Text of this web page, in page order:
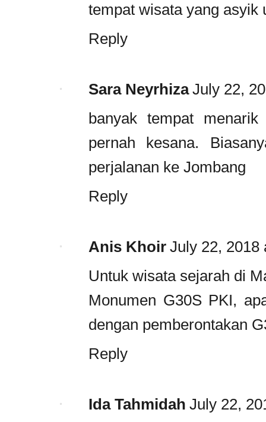
tempat wisata yang asyik
Reply
Sara Neyrhiza July 22,
banyak tempat
pernah kesana.
perjalanan ke Jombang
Reply
Anis Khoir July 22, 2018
Untuk wisata sejarah di
Monumen G30S PKI,
dengan pemberontakan
Reply
Ida Tahmidah July 22,